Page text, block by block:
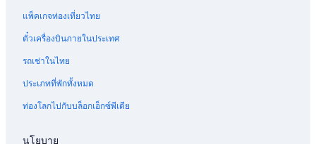
แพ็คเกจท่องเที่ยวไทย
ตั๋วเครื่องบินภายในประเทศ
รถเช่าในไทย
ประเภทที่พักทั้งหมด
ท่องโลกไปกับบล็อกเอ็กซ์พีเดีย
นโยบาย